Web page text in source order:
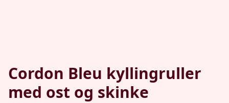
Cordon Bleu kyllingruller
med ost og skinke